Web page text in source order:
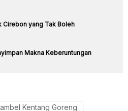
Cirebon yang Tak Boleh
Makna Keberuntungan
Kentang Goreng